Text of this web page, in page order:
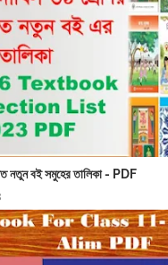
নতুন বই সমুহের তালিকা - PDF